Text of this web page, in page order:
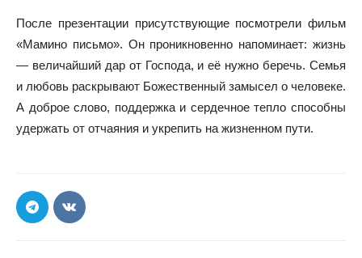
После презентации присутствующие посмотрели фильм
«Мамино письмо». Он проникновенно напоминает: жизнь
— величайший дар от Господа, и её нужно беречь. Семья
и любовь раскрывают Божественный замысел о человеке.
А доброе слово, поддержка и сердечное тепло способны
удержать от отчаяния и укрепить на жизненном пути.